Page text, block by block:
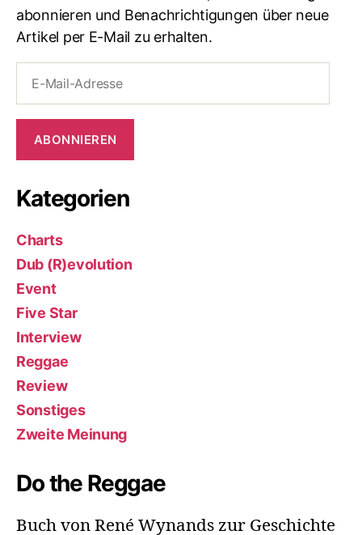
abonnieren und Benachrichtigungen über neue
Artikel per E-Mail zu erhalten.
Mail-
ABONNIEREN
Kategorien
Charts
Dub (R)evolution
Event
Five Star
Interview
Reggae
Review
Sonstiges
Zweite Meinung
Do the Reggae
Buch von René Wynands zur Geschichte